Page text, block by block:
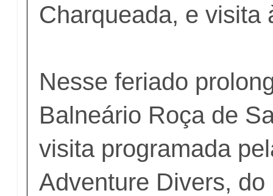
Charqueada, e visita
Nesse feriado
Balneário Roça de
visita programada
Adventure Divers,